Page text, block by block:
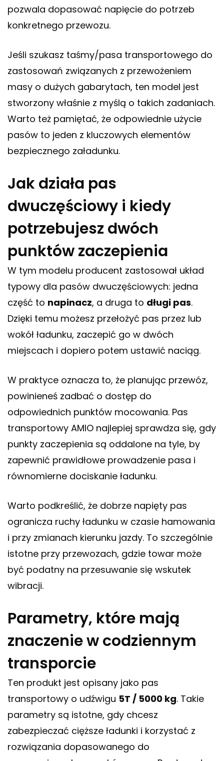
pozwala dopasować napięcie do potrzeb
konkretnego przewozu.
Jeśli szukasz taśmy/pasa transportowego do
zastosowań związanych z przewożeniem
masy o dużych gabarytach, ten model jest
stworzony właśnie z myślą o takich zadaniach.
Warto też pamiętać, że odpowiednie użycie
pasów to jeden z kluczowych elementów
bezpiecznego załadunku.
Jak działa pas
dwuczęściowy i kiedy
potrzebujesz dwóch
punktów zaczepienia
W tym modelu producent zastosował układ
typowy dla pasów dwuczęściowych: jedna
część to napinacz, a druga to długi pas.
Dzięki temu możesz przełożyć pas przez lub
wokół ładunku, zaczepić go w dwóch
miejscach i dopiero potem ustawić naciąg.
W praktyce oznacza to, że planując przewóz,
powinieneś zadbać o dostęp do
odpowiednich punktów mocowania. Pas
transportowy AMIO najlepiej sprawdza się, gdy
punkty zaczepienia są oddalone na tyle, by
zapewnić prawidłowe prowadzenie pasa i
równomierne dociskanie ładunku.
Warto podkreślić, że dobrze napięty pas
ogranicza ruchy ładunku w czasie hamowania
i przy zmianach kierunku jazdy. To szczególnie
istotne przy przewozach, gdzie towar może
być podatny na przesuwanie się wskutek
wibracji.
Parametry, które mają
znaczenie w codziennym
transporcie
Ten produkt jest opisany jako pas
transportowy o udźwigu 5T / 5000 kg. Takie
parametry są istotne, gdy chcesz
zabezpieczać cięższe ładunki i korzystać z
rozwiązania dopasowanego do